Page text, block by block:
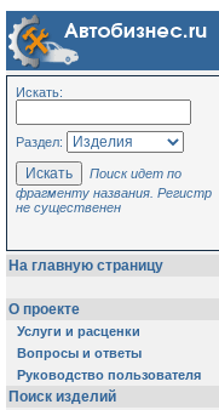
Искать:
Раздел:
Поиск идет по
фрагменту названия. Регистр
не существенен
На главную страницу
О проекте
Услуги и расценки
Вопросы и ответы
Руководство пользователя
Поиск изделий